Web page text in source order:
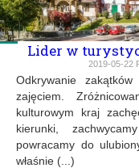
Lider w
2019-05-22
Odkrywanie
zajęciem.
kulturowym kraj
kierunki,
powracamy do
właśnie (...)